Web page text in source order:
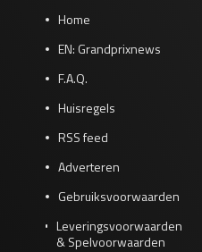
Home
EN: Grandprixnews
F.A.Q.
Huisregels
RSS feed
Adverteren
Gebruiksvoorwaarden
Leveringsvoorwaarden
& Spelvoorwaarden